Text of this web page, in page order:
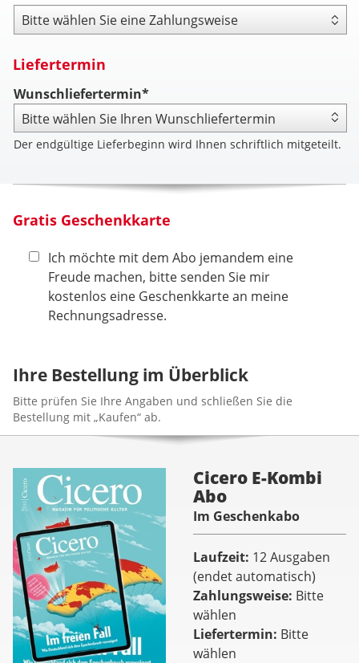
Zahlungsweise
Liefertermin
Wunschliefertermin*
Der endgültige Lieferbeginn wird Ihnen schriftlich mitgeteilt.
Gratis Geschenkkarte
Ich möchte mit dem Abo jemandem eine
Freude machen, bitte senden Sie mir
kostenlos eine Geschenkkarte an meine
Rechnungsadresse.
Ihre Bestellung im Überblick
Bitte prüfen Sie Ihre Angaben und schließen Sie die
Bestellung mit „Kaufen“ ab.
Cicero E-Kombi
Abo
Im Geschenkabo
Laufzeit 12 Ausgaben
(endet automatisch)
Zahlungsweise Bitte
wählen
Liefertermin Bitte
wählen